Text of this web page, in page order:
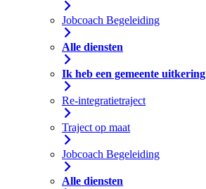
Jobcoach Begeleiding
Alle diensten
Ik heb een gemeente uitkering
Re-integratietraject
Traject op maat
Jobcoach Begeleiding
Alle diensten